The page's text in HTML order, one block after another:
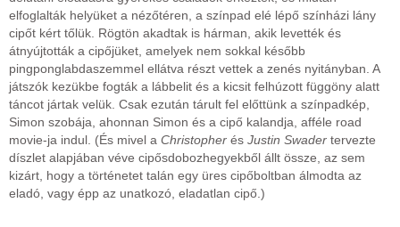
elfoglalták helyüket a nézőtéren, a színpad elé lépő színházi lány
cipőt kért tőlük. Rögtön akadtak is hárman, akik levették és
átnyújtották a cipőjüket, amelyek nem sokkal később
pingponglabdaszemmel ellátva részt vettek a zenés nyitányban. A
játszók kezükbe fogták a lábbelit és a kicsit felhúzott függöny alatt
táncot jártak velük. Csak ezután tárult fel előttünk a színpadkép,
Simon szobája, ahonnan Simon és a cipő kalandja, afféle road
movie-ja indul. (És mivel a Christopher és Justin Swader tervezte
díszlet alapjában véve cipősdobozhegyekből állt össze, az sem
kizárt, hogy a történetet talán egy üres cipőboltban álmodta az
eladó, vagy épp az unatkozó, eladatlan cipő.)